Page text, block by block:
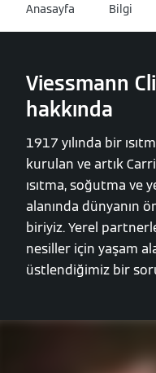
Anasayfa Bilgi
Viessmann
hakkında
1917 yılında bir
kurulan ve artık
ısıtma, soğutma ve
alanında dünyanın
biriyiz. Yerel
nesiller için yaşam
üstlendiğimiz bir